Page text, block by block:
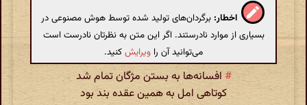
اخطار: برگردان‌های تولید شده توسط هوش مصنوعی در
بسیاری از موارد نادرستند. اگر این متن به نظرتان نادرست است
می‌توانید آن را ویرایشکنید.
# افسانه‌ها به بستن مژگان تمام شد
کوتاهی امل به همین عقده بند بود